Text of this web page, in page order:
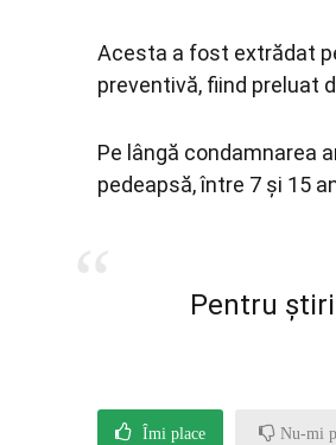
Acesta a fost extrădat
preventivă, fiind preluat
Pe lângă condamnarea
pedeapsă, între 7 și 15
Pentru
Îmi place Nu-mi